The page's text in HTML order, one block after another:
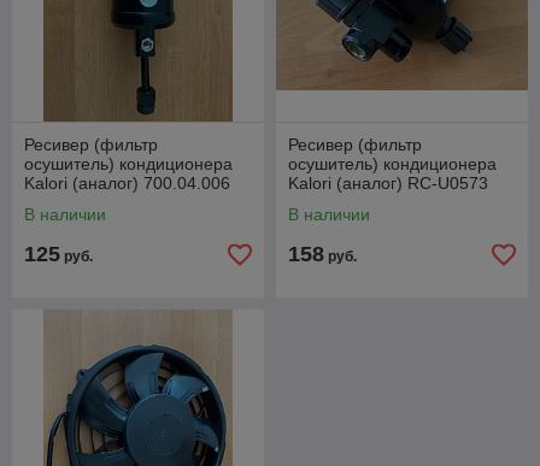
Ресивер (фильтр
осушитель) кондиционера
Kalori (аналог) 700.04.006
В наличии
125 руб.
Ресивер (фильтр
осушитель) кондиционера
Kalori (аналог) RC-U0573
В наличии
158 руб.